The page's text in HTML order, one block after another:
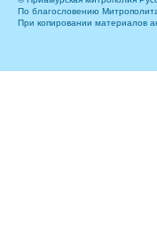
По благословению
При копировании материалов